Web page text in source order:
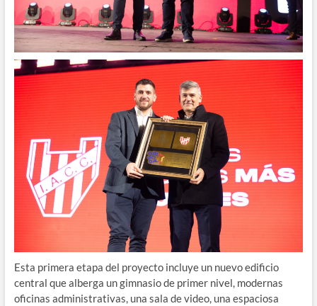
Esta primera etapa del proyecto incluye un nuevo edificio
central que alberga un gimnasio de primer nivel, modernas
oficinas administrativas, una sala de video, una espaciosa